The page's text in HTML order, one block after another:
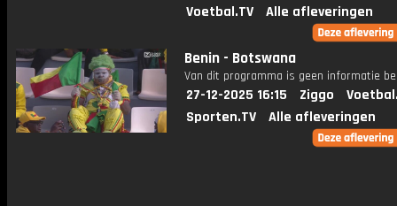
Voetbal.TV
Alle afleveringen
Benin - Botswana
Van dit programma is geen informatie
27-12-2025 16:15 Ziggo
Sporten.TV
Alle afleveringen